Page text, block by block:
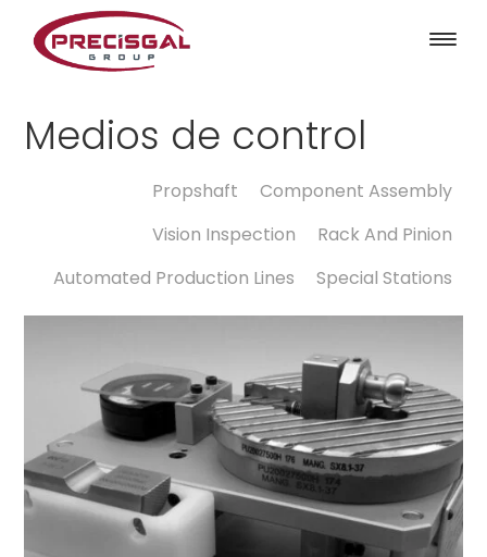
Medios de control
Propshaft
Component Assembly
Vision Inspection
Rack And Pinion
Automated Production Lines
Special Stations